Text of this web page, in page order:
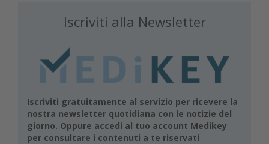
Iscriviti alla Newsletter
Iscriviti gratuitamente al servizio per ricevere la
nostra newsletter quotidiana con le notizie del
giorno. Oppure accedi al tuo account Medikey
per consultare i contenuti a te riservati